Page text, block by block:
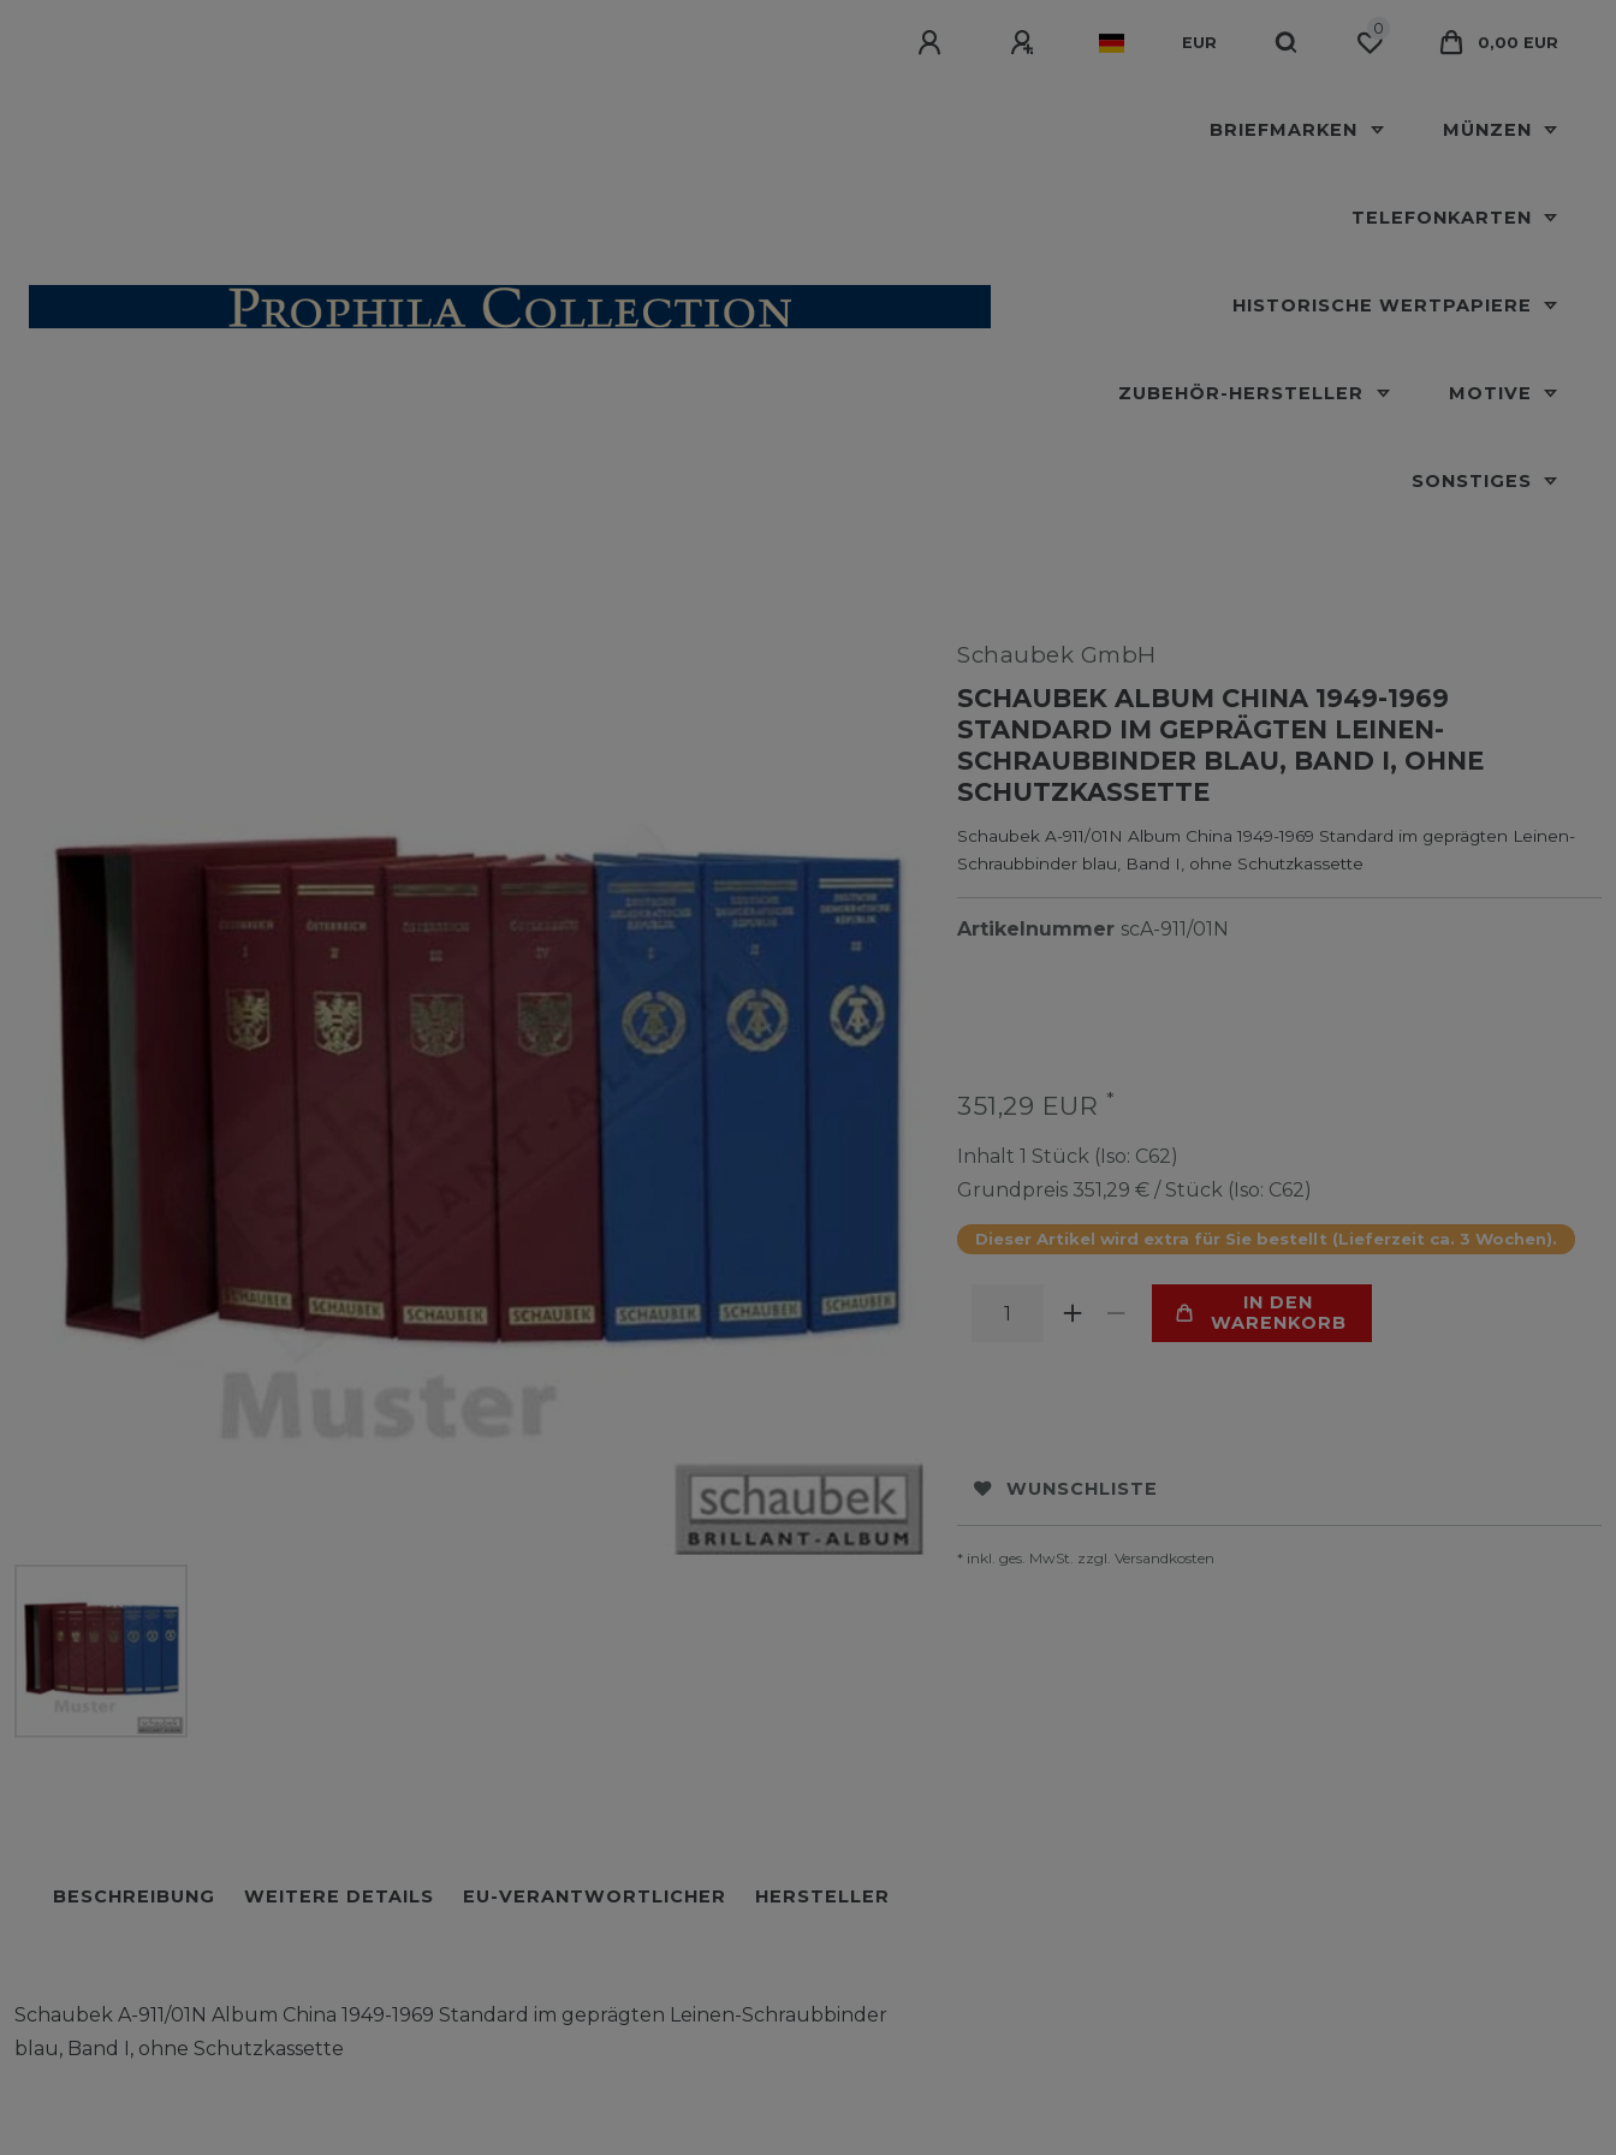
EUR
0
0,00 EUR
BRIEFMARKEN MÜNZEN
TELEFONKARTEN
HISTORISCHE WERTPAPIERE
ZUBEHÖR-HERSTELLER MOTIVE
SONSTIGES
Schaubek GmbH
SCHAUBEK ALBUM CHINA 1949-1969
STANDARD IM GEPRÄGTEN LEINEN-
SCHRAUBBINDER BLAU, BAND I, OHNE
SCHUTZKASSETTE
Schaubek A-911/01N Album China 1949-1969 Standard im geprägten Leinen-
Schraubbinder blau, Band I, ohne Schutzkassette
Artikelnummer scA-911/01N
351,29 EUR *
Inhalt 1 Stück (Iso: C62)
Grundpreis 351,29 € / Stück (Iso: C62)
Dieser Artikel wird extra für Sie bestellt (Lieferzeit ca. 3 Wochen).
IN DEN
WARENKORB
WUNSCHLISTE
* inkl. ges. MwSt. zzgl. Versandkosten
BESCHREIBUNG WEITERE DETAILS EU-VERANTWORTLICHER HERSTELLER
Schaubek A-911/01N Album China 1949-1969 Standard im geprägten Leinen-Schraubbinder
blau, Band I, ohne Schutzkassette